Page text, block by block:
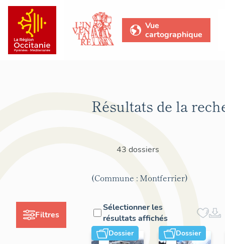
Vue
cartographique
Filtres
Résultats de la
43 dossiers
(Commune : Montferrier)
Sélectionner les
résultats affichés
Dossier Dossier